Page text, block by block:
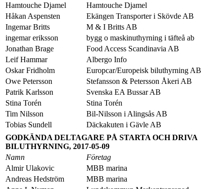
Hamtouche Djamel
Hamtouche Djamel
Håkan Aspensten
Ekängen Transporter i Skövde AB
Ingemar Britts
M & I Britts AB
ingemar eriksson
bygg o maskinuthyrning i täfteå ab
Jonathan Brage
Food Access Scandinavia AB
Leif Hammar
Albergo Info
Oskar Fridholm
Europcar/Europeisk biluthyrning AB
Owe Petersson
Stefansson & Petersson Åkeri AB
Patrik Karlsson
Svenska EA Bussar AB
Stina Torén
Stina Torén
Tim Nilsson
Bil-Nilsson i Alingsås AB
Tobias Sundell
Däckakuten i Gävle AB
GODKÄNDA DELTAGARE PÅ STARTA OCH DRIVA
BILUTHYRNING, 2017-05-09
Namn
Företag
Almir Ulakovic
MBB marina
Andreas Hedström
MBB marina